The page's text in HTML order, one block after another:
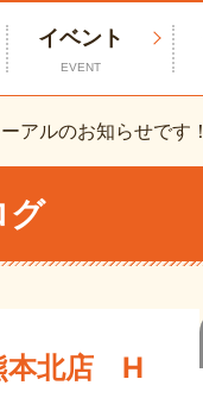
イベント
EVENT
アルのお知らせです！
グ
本北店 H